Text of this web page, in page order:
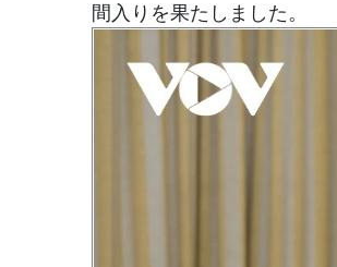
間入りを果たしました。